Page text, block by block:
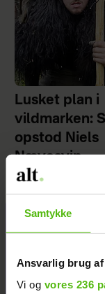
Samtykke
Ansvarlig brug
Vi og vores 236
Lusket plan i
vildmarken:
opstod Niels
Nævesvin